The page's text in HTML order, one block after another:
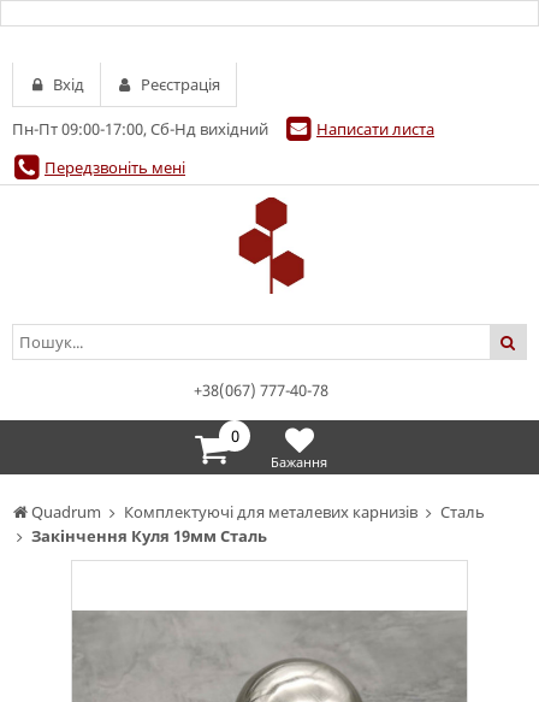
Quadrum Комплектуючі для металевих карнизів
Сталь
Закінчення Куля 19мм Сталь
Пн-Пт 09:00-17:00, Сб-Нд вихідний
Написати листа
Передзвоніть мені
Вхід Реєстрація
+38(067) 777-40-78
0
Бажання